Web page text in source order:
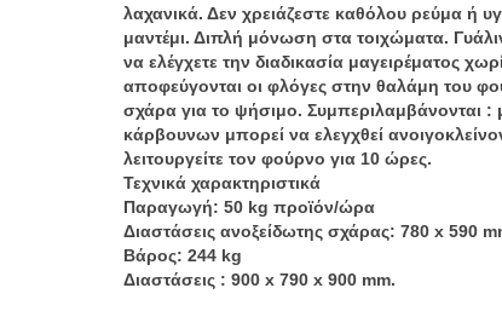
λαχανικά. Δεν χρειάζεστε καθόλου ρεύμα ή
μαντέμι. Διπλή μόνωση στα τοιχώματα.
να ελέγχετε την διαδικασία μαγειρέματος
αποφεύγονται οι φλόγες στην θαλάμη του
σχάρα για το ψήσιμο. Συμπεριλαμβάνονται :
κάρβουνων μπορεί να ελεγχθεί
λειτουργείτε τον φούρνο για 10 ώρες.
Τεχνικά χαρακτηριστικά
Παραγωγή: 50 kg προϊόν/ώρα
Διαστάσεις ανοξείδωτης σχάρας: 780 x 590
Βάρος: 244 kg
Διαστάσεις : 900 x 790 x 900 mm.